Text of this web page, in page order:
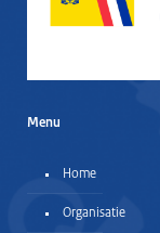
Menu
Home
Organisatie